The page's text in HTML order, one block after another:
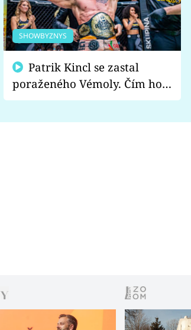
SHOWBYZNYS
poraženého Vémoly. Čím ho
fanoušci naštvali?